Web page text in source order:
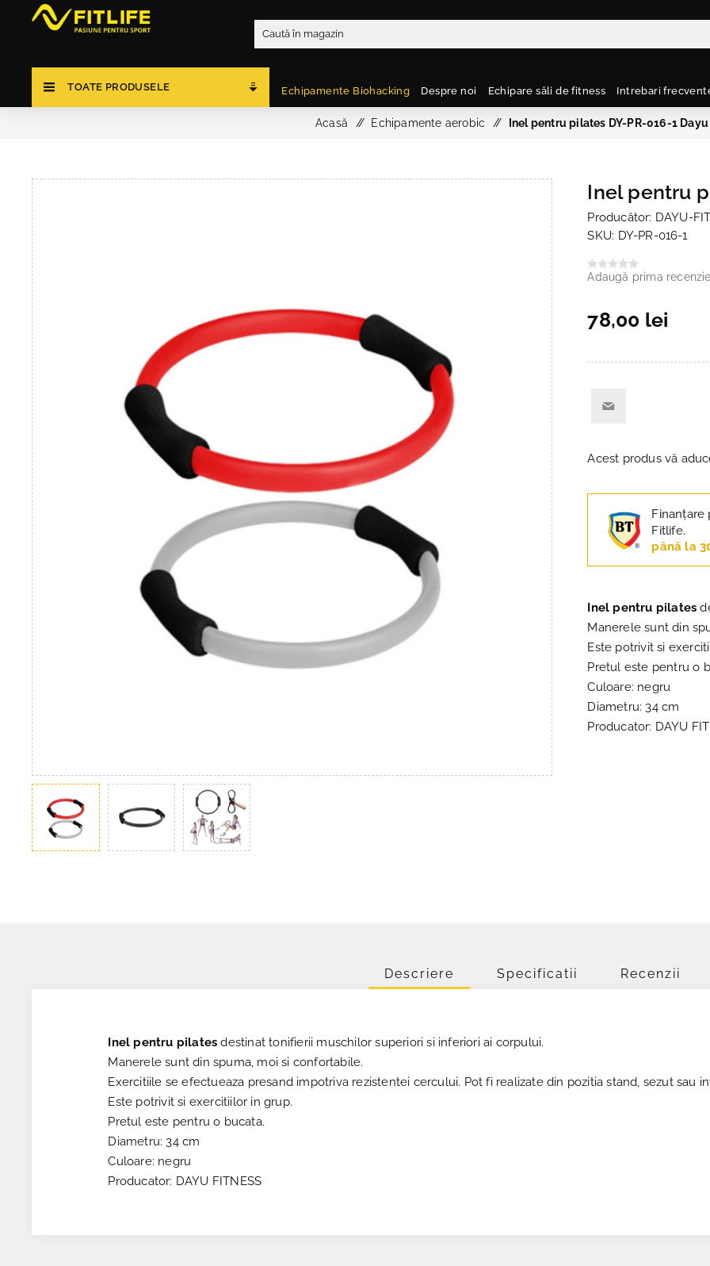
TOATE PRODUSELE Echipamente Biohacking Despre noi Echipare săli de fitness Intrebari
Acasă / Echipamente aerobic / Inel pentru pilates DY-PR-016-1
Inel pentru
Producător: DAYU-
SKU: DY-PR-016-1
Adaugă prima recenzie
78,00 lei
Acest produs vă
Finanțare
Fitlife.
până la
Inel pentru pilates
Manerele sunt din
Este potrivit si
Pretul este pentru o
Culoare: negru
Diametru: 34 cm
Producator: DAYU
Descriere Specificatii Recenzii
Inel pentru pilates destinat tonifierii muschilor superiori si inferiori ai corpului.
Manerele sunt din spuma, moi si confortabile.
Exercitiile se efectueaza presand impotriva rezistentei cercului. Pot fi realizate din pozitia stand, sezut sau
Este potrivit si exercitiilor in grup.
Pretul este pentru o bucata.
Diametru: 34 cm
Culoare: negru
Producator: DAYU FITNESS